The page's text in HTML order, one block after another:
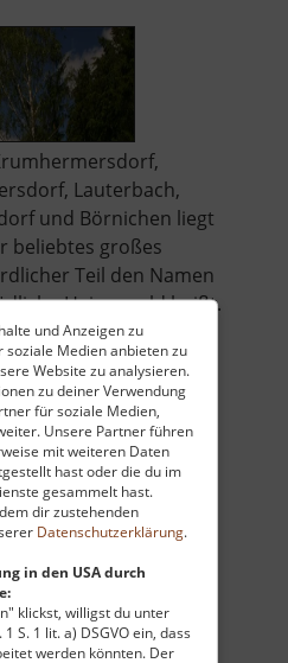
und Anzeigen zu
soziale Medien anbieten zu
Website zu analysieren.
zu deiner Verwendung
für soziale Medien,
Unsere Partner führen
mit weiteren Daten
hast oder die du im
gesammelt hast.
dir zustehenden
Datenschutzerklärung.
in den USA durch
klickst, willigst du unter
S. 1 lit. a) DSGVO ein, dass
werden könnten. Der
Lauterbach,
und Börnichen liegt
beliebtes großes
Teil den Namen
Heinzewald heißt.
Erholungssuche
über
Bornwald
/
Heinzewald
Lessingstraße